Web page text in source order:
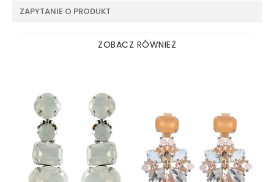
ZAPYTANIE O PRODUKT
ZOBACZ RÓWNIEŻ